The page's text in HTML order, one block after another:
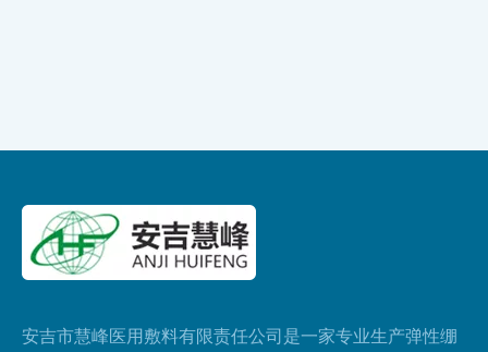
安吉市慧峰医用敷料有限责任公司是一家专业生产弹性绷